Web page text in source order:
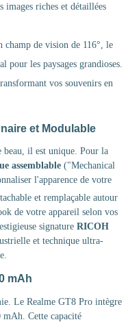
images riches et détaillées
de vision de 116°, le
les paysages grandioses.
vos souvenirs en
et Modulable
beau, il est unique. Pour la
assemblable ("Mechanical
l'apparence de votre
et remplaçable autour
de votre appareil selon vos
signature RICOH
et technique ultra-
mAh
Le Realme GT8 Pro intègre
mAh. Cette capacité